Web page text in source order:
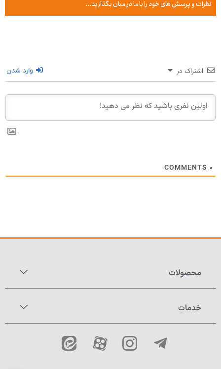
نظرات و پرسش های خود را با ما در میان بگذارید...
اشتراک در وارد شدن
۰
محصولات
خدمات